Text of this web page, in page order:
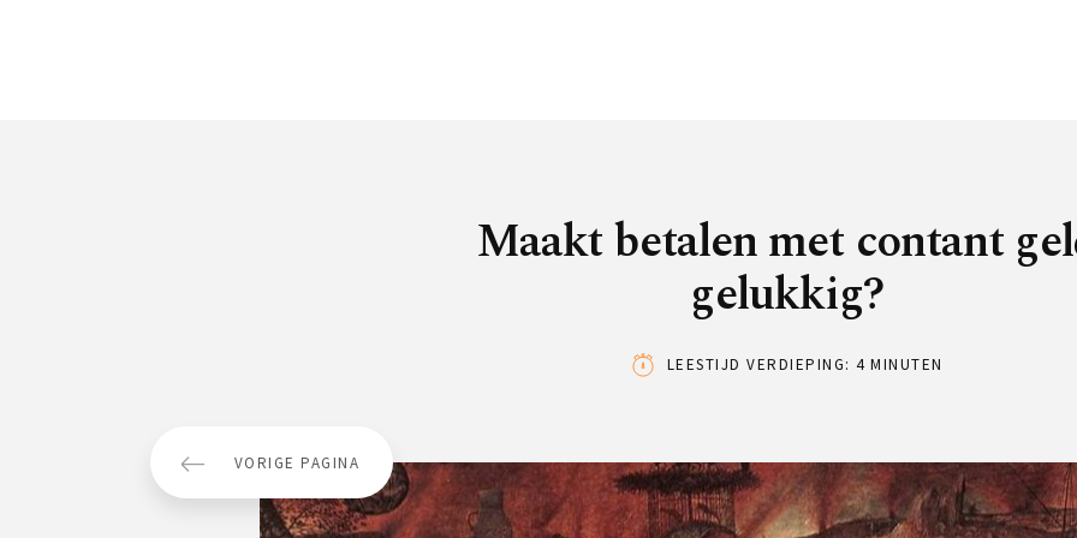
Maakt betalen met contant
gelukkig?
LEESTIJD VERDIEPING: 4 MINUTEN
VORIGE PAGINA